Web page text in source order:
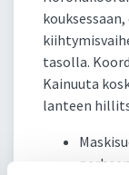
ta­sol­la.
Kai­nuu­ta
lan­teen